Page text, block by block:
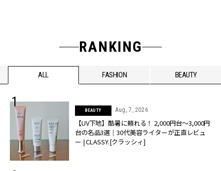
RANKING
ALL FASHION BEAUTY
BEAUTY Aug, 7, 2026
【UV下地】酷暑に頼れる！ 2,000円台〜3,000円
台の名品3選｜30代美容ライターが正直レビュ
ー | CLASSY.[クラッシィ]